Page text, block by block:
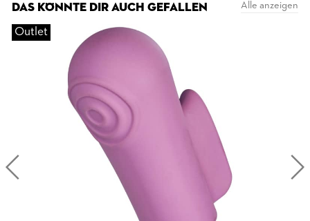
DAS KÖNNTE DIR AUCH GEFALLEN Alle anzeigen
Outlet